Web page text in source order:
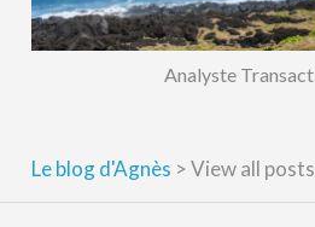
Analyste
Le blog d'Agnès >View all